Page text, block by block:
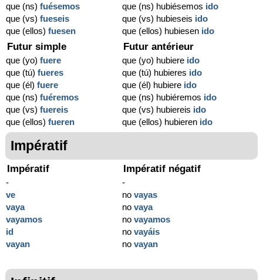
que (ns) fuésemos
que (vs) fueseis
que (ellos) fuesen
que (ns) hubiésemos ido
que (vs) hubieseis ido
que (ellos) hubiesen ido
Futur simple
que (yo) fuere
que (tú) fueres
que (él) fuere
que (ns) fuéremos
que (vs) fuereis
que (ellos) fueren
Futur antérieur
que (yo) hubiere ido
que (tú) hubieres ido
que (él) hubiere ido
que (ns) hubiéremos ido
que (vs) hubiereis ido
que (ellos) hubieren ido
Impératif
Impératif
-
ve
vaya
vayamos
id
vayan
Impératif négatif
-
novayas
novaya
novayamos
novayáis
novayan